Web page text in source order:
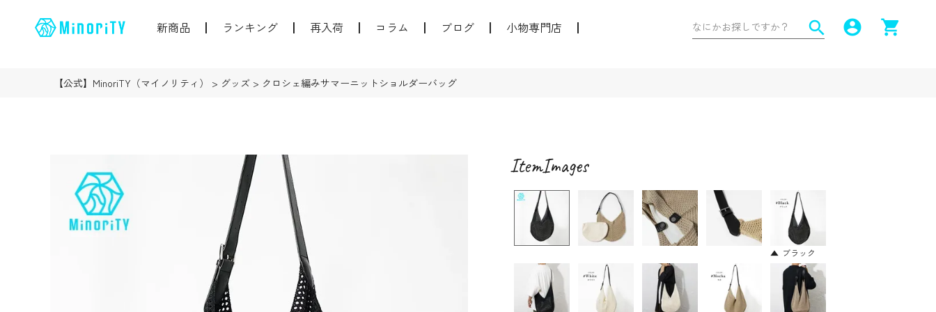
新商品 ランキング 再入荷 コラム ブログ 小物専門店 search account_circle shopping_cart
【公式】MinoriTY（マイノリティ） グッズ クロシェ編みサマーニットショルダーバッグ
ブラック